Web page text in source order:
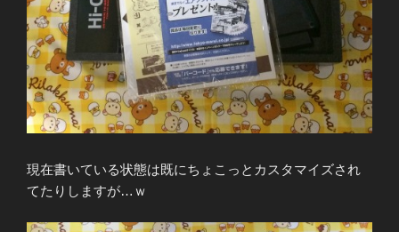
現在書いている状態は既にちょこっとカスタマイズされ
てたりしますが…ｗ